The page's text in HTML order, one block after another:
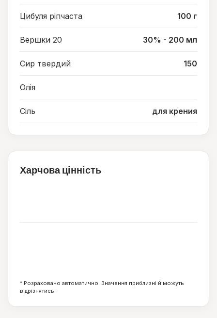
Цибуля ріпчаста 100 г
Вершки 20 30% - 200 мл
Сир твердий 150
Олія
Сіль для крения
Харчова цінність
* Розраховано автоматично. Значення приблизні й можуть
відрізнятись.